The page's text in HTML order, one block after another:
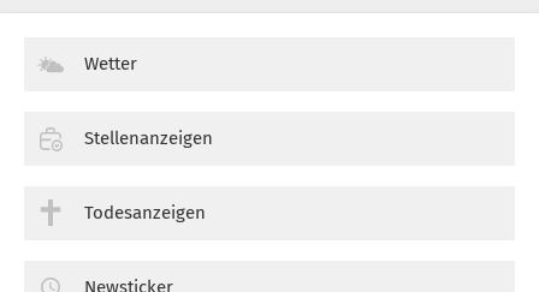
Wetter
Stellenanzeigen
Todesanzeigen
Newsticker